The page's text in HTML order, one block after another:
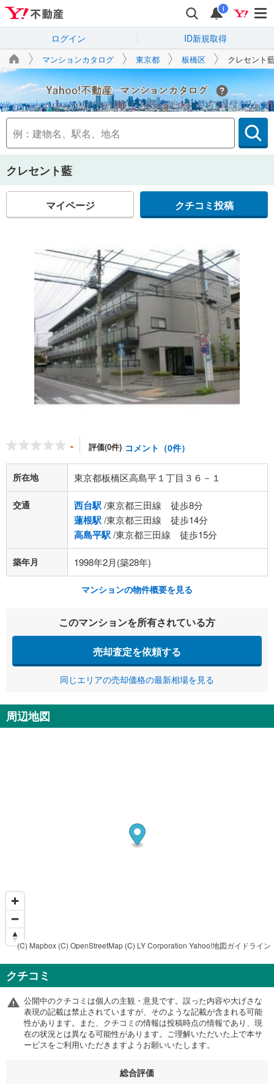
i
ログイン ID新規取得
マンションカタログ 東京都 板橋区 クレセント
Yahoo!不動産
クレセント藍
マイページ クチコミ投稿
- 評価(0件) コメント（0件）
所在地 東京都板橋区高島平１丁目３６－１
交通 西台駅/東京都三田線 徒歩8分
蓮根駅/東京都三田線 徒歩14分
高島平駅/東京都三田線 徒歩15分
築年月 1998年2月(築28年)
マンションの物件概要を見る
このマンションを所有されている方
売却査定を依頼する
同じエリアの売却価格の最新相場を見る
周辺地図
(C) Mapbox (C) OpenStreetMap (C) LY Corporation Yahoo!地図ガイドライン
クチコミ
公開中のクチコミは個人の主観・意見です。誤った内容や大げさな
表現の記載は禁止されていますが、そのような記載が含まれる可能
性があります。また、クチコミの情報は投稿時点の情報であり、現
在の状況とは異なる可能性があります。ご理解いただいた上で本サ
ービスをご利用いただきますようお願いいたします。
総合評価